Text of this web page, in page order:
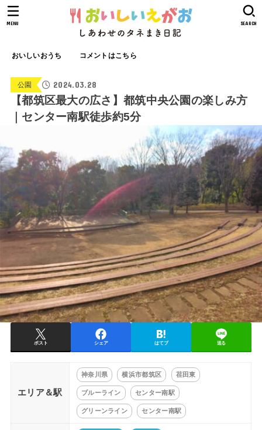
おいしいおうち コメントはこちら
SEARCH
MENU
公園 2024.03.28
【都筑区最大の広さ】都筑中央公園の楽しみ方
｜センター南駅徒歩約5分
ポスト シェア はてブ 送る
エリア＆駅
神奈川県 横浜市都筑区 荏田東
ブルーライン センター南駅
グリーンライン センター南駅